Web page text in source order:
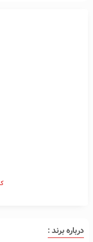
درباره برند :